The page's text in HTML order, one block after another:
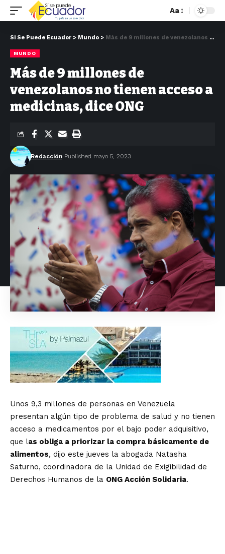
Aa
Si Se Puede Ecuador > Mundo > Más de 9 millones de venezolanos no tienen acceso a medicinas, dice ONG
MUNDO
Más de 9 millones de
venezolanos no tienen acceso a
medicinas, dice ONG
Redacción Published mayo 5, 2023
Unos 9,3 millones de personas en Venezuela
presentan algún tipo de problema de salud y no tienen
acceso a medicamentos por el bajo poder adquisitivo,
que las obliga a priorizar la compra básicamente de
alimentos, dijo este jueves la abogada Natasha
Saturno, coordinadora de la Unidad de Exigibilidad de
Derechos Humanos de la ONG Acción Solidaria.